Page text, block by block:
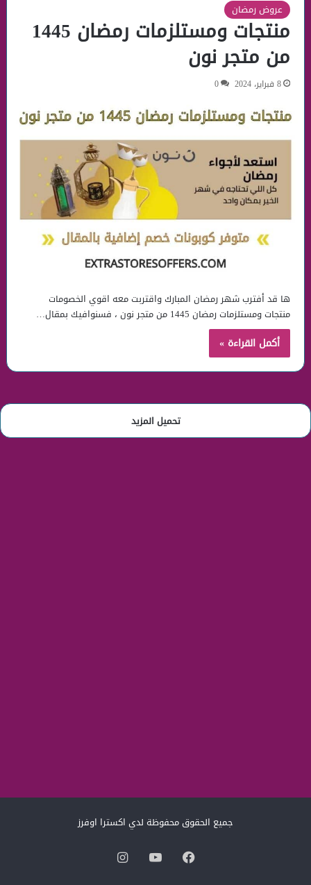
عروض رمضان
منتجات ومستلزمات رمضان 1445
من متجر نون
8 فبراير، 2024 0
ها قد أفترب شهر رمضان المبارك واقتربت معه اقوي الخصومات
منتجات ومستلزمات رمضان 1445 من متجر نون ، فسنوافيك بمقال…
أكمل القراءة »
تحميل المزيد
جميع الحقوق محفوظة لدي اكسترا اوفرز
فيسبوك‫YouTubeانستقرام